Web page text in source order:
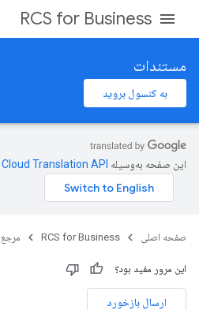
RCS for Business
مستندات
به کنسول بروید
این صفحه به‌وسیله
صفحه اصلی RCS for Business مرجع
این مرور مفید بود؟
ارسال بازخورد